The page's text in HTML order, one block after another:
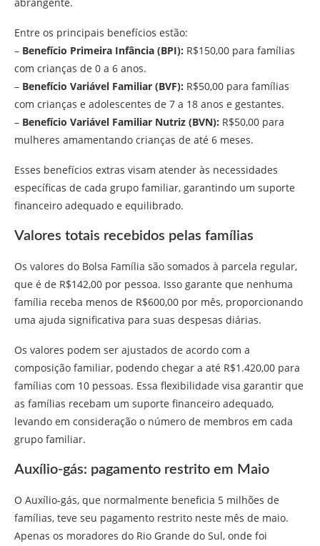
Entre os principais benefícios estão:
– Benefício Primeira Infância (BPI): R$150,00 para famílias
com crianças de 0 a 6 anos.
– Benefício Variável Familiar (BVF): R$50,00 para famílias
com crianças e adolescentes de 7 a 18 anos e gestantes.
– Benefício Variável Familiar Nutriz (BVN): R$50,00 para
mulheres amamentando crianças de até 6 meses.
Esses benefícios extras visam atender às necessidades
específicas de cada grupo familiar, garantindo um suporte
financeiro adequado e equilibrado.
Valores totais recebidos pelas famílias
Os valores do Bolsa Família são somados à parcela regular,
que é de R$142,00 por pessoa. Isso garante que nenhuma
família receba menos de R$600,00 por mês, proporcionando
uma ajuda significativa para suas despesas diárias.
Os valores podem ser ajustados de acordo com a
composição familiar, podendo chegar a até R$1.420,00 para
famílias com 10 pessoas. Essa flexibilidade visa garantir que
as famílias recebam um suporte financeiro adequado,
levando em consideração o número de membros em cada
grupo familiar.
Auxílio-gás: pagamento restrito em Maio
O Auxílio-gás, que normalmente beneficia 5 milhões de
famílias, teve seu pagamento restrito neste mês de maio.
Apenas os moradores do Rio Grande do Sul, onde foi